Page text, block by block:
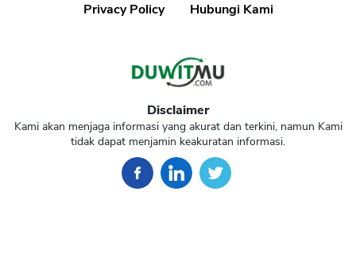
Privacy Policy
Hubungi Kami
Disclaimer
Kami akan menjaga informasi yang akurat dan terkini, namun Kami
tidak dapat menjamin keakuratan informasi.